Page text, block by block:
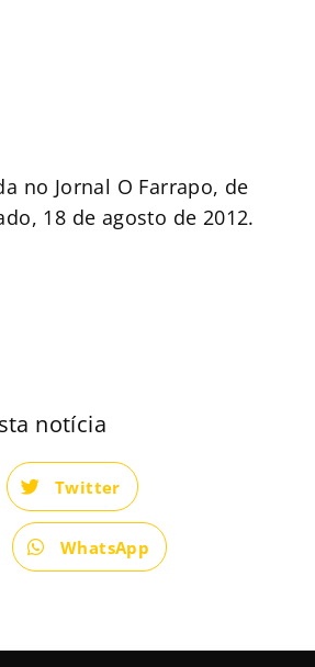
no Jornal O Farrapo, de
18 de agosto de 2012.
notícia
Twitter
WhatsApp